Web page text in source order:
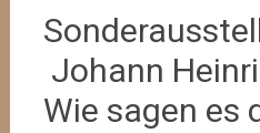
Johann
Wie sagen es